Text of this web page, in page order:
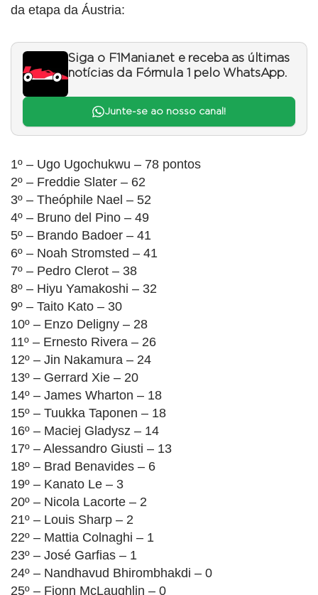
da etapa da Áustria:
Siga o F1Mania.net e receba as últimas
notícias da Fórmula 1 pelo WhatsApp.
Junte-se ao nosso canal!
1º – Ugo Ugochukwu – 78 pontos
2º – Freddie Slater – 62
3º – Theóphile Nael – 52
4º – Bruno del Pino – 49
5º – Brando Badoer – 41
6º – Noah Stromsted – 41
7º – Pedro Clerot – 38
8º – Hiyu Yamakoshi – 32
9º – Taito Kato – 30
10º – Enzo Deligny – 28
11º – Ernesto Rivera – 26
12º – Jin Nakamura – 24
13º – Gerrard Xie – 20
14º – James Wharton – 18
15º – Tuukka Taponen – 18
16º – Maciej Gladysz – 14
17º – Alessandro Giusti – 13
18º – Brad Benavides – 6
19º – Kanato Le – 3
20º – Nicola Lacorte – 2
21º – Louis Sharp – 2
22º – Mattia Colnaghi – 1
23º – José Garfias – 1
24º – Nandhavud Bhirombhakdi – 0
25º – Fionn McLaughlin – 0